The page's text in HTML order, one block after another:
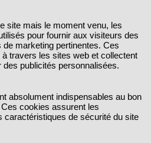
site mais le moment venu, les
pour fournir aux visiteurs des
marketing pertinentes. Ces
travers les sites web et collectent
publicités personnalisées.
absolument indispensables au bon
cookies assurent les
caractéristiques de sécurité du site